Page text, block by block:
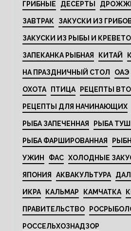
ГРИБНЫЕ ДЕСЕРТЫ
ЗАВТРАК ЗАКУСКИ ИЗ
ЗАКУСКИ ИЗ РЫБЫ И
ЗАПЕКАНКА РЫБНАЯ КИТАЙ
НА ПРАЗДНИЧНЫЙ СТОЛ ОАЭ
ОХОТА ПТИЦА РЕЦЕПТЫ
РЕЦЕПТЫ ДЛЯ НАЧИНАЮЩИХ
РЫБА ЗАПЕЧЕННАЯ РЫБА
РЫБА ФАРШИРОВАННАЯ
УЖИН ФАС ХОЛОДНЫЕ
ЯПОНИЯ АКВАКУЛЬТУРА
ИКРА КАЛЬМАР КАМЧАТКА
ПРАВИТЕЛЬСТВО
РОССЕЛЬХОЗНАДЗОР